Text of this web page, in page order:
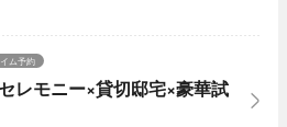
レモニー×貸切邸宅×豪華試
ム予約